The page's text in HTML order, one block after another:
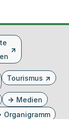
Tourismus
Medien
Organigramm